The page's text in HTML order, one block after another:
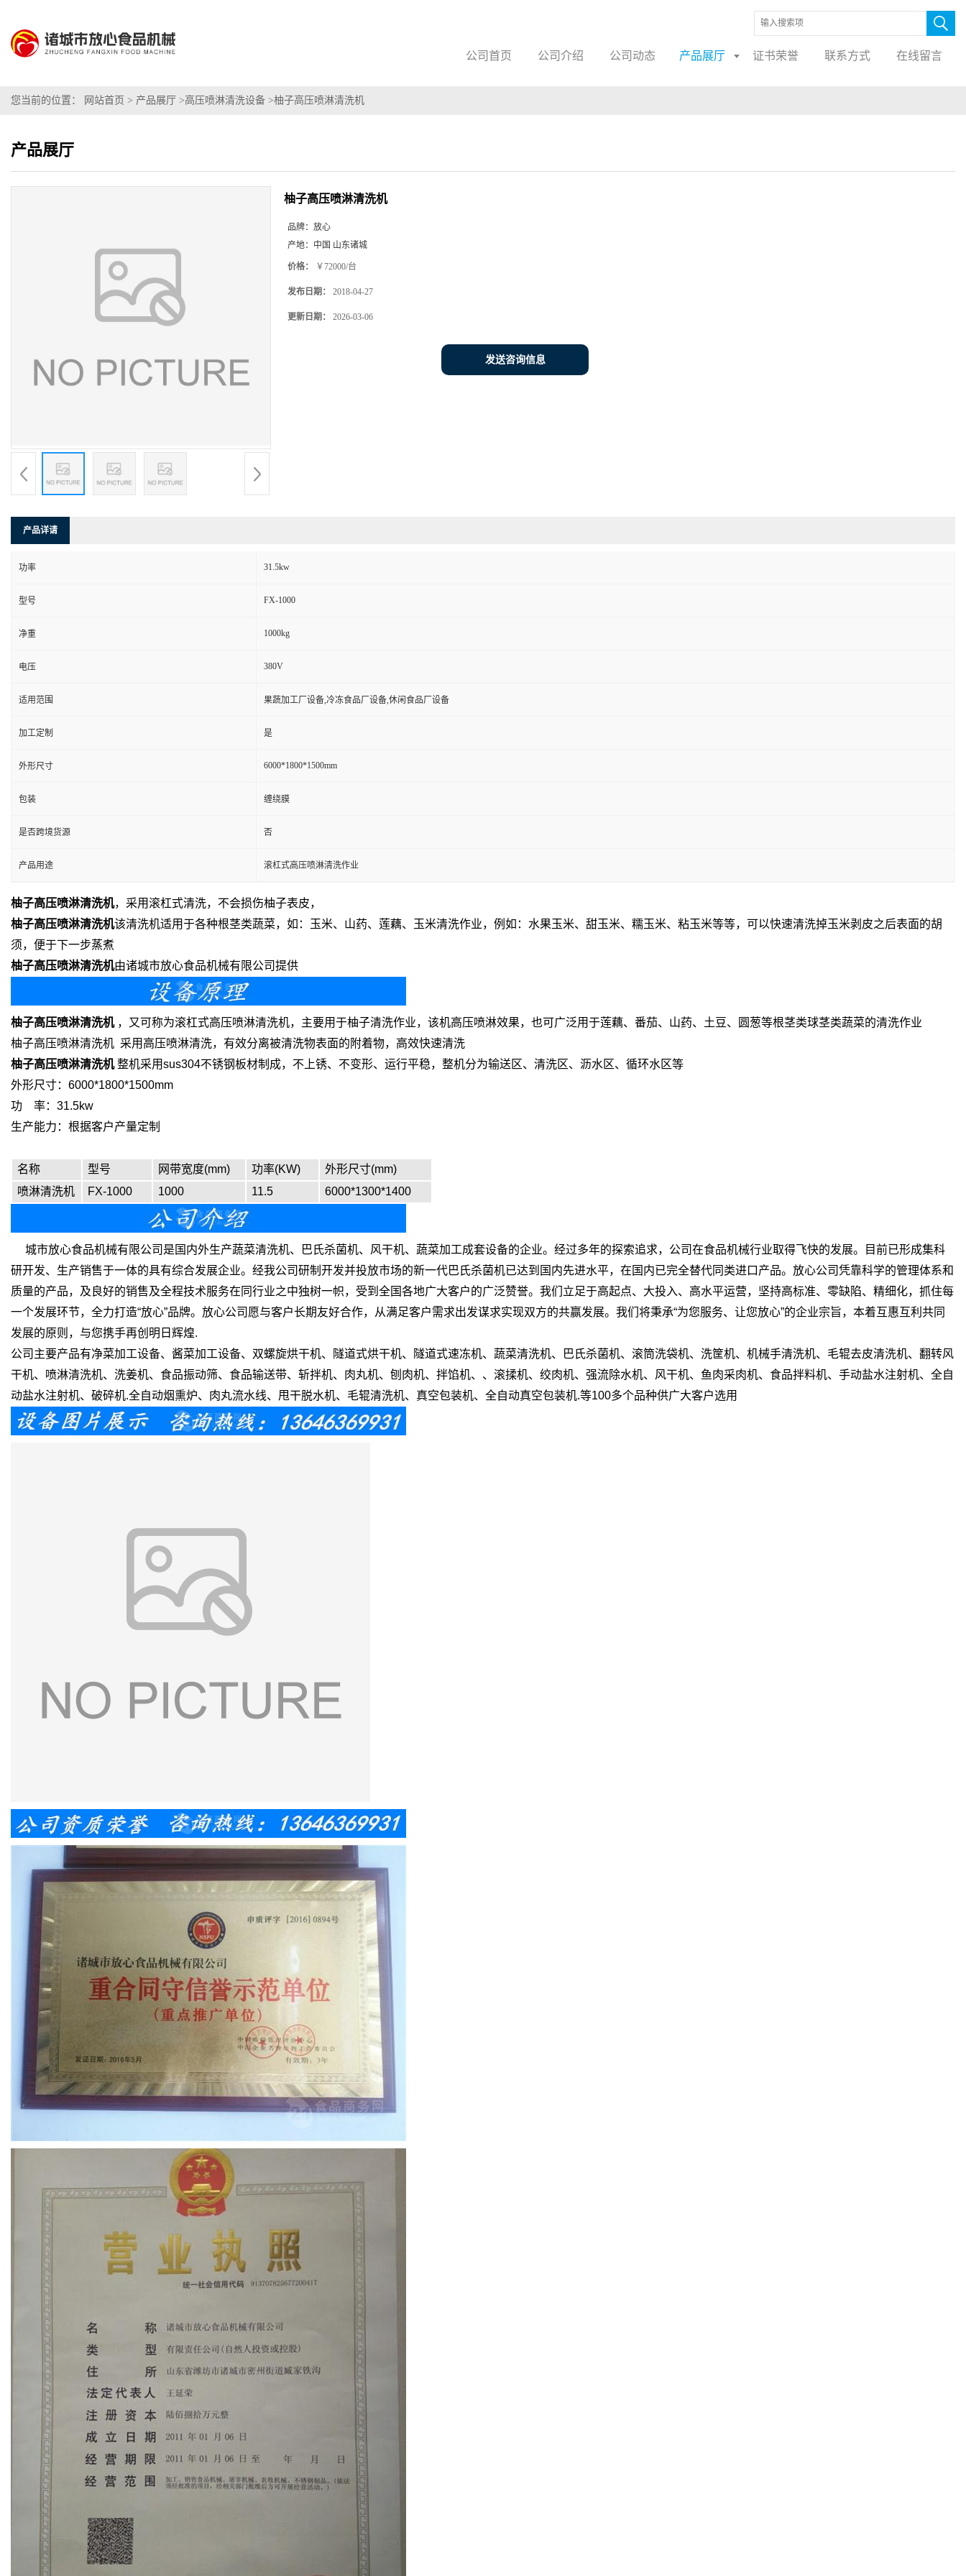
公司首页 公司介绍 公司动态 产品展厅 证书荣誉 联系方式 在线留言
您当前的位置： 网站首页 > 产品展厅 >高压喷淋清洗设备 >柚子高压喷淋清洗机
产品展厅
柚子高压喷淋清洗机
品牌： 放心
产地： 中国 山东诸城
价格： ￥72000/台
发布日期： 2018-04-27
更新日期： 2026-03-06
发送咨询信息
产品详请
功率 31.5kw
型号 FX-1000
净重 1000kg
电压 380V
适用范围 果蔬加工厂设备,冷冻食品厂设备,休闲食品厂设备
加工定制 是
外形尺寸 6000*1800*1500mm
包装 缠绕膜
是否跨境货源 否
产品用途 滚杠式高压喷淋清洗作业
柚子高压喷淋清洗机，采用滚杠式清洗，不会损伤柚子表皮，
柚子高压喷淋清洗机该清洗机适用于各种根茎类蔬菜，如：玉米、山药、莲藕、玉米清洗作业，例如：水果玉米、甜玉米、糯玉米、粘玉米等等，可以快速清洗掉玉米剥皮之后表面的胡
须，便于下一步蒸煮
柚子高压喷淋清洗机由诸城市放心食品机械有限公司提供
柚子高压喷淋清洗机，又可称为滚杠式高压喷淋清洗机，主要用于柚子清洗作业，该机高压喷淋效果，也可广泛用于莲藕、番茄、山药、土豆、圆葱等根茎类球茎类蔬菜的清洗作业
柚子高压喷淋清洗机 采用高压喷淋清洗，有效分离被清洗物表面的附着物，高效快速清洗
柚子高压喷淋清洗机整机采用sus304不锈钢板材制成，不上锈、不变形、运行平稳，整机分为输送区、清洗区、沥水区、循环水区等
外形尺寸：6000*1800*1500mm
功 率：31.5kw
生产能力：根据客户产量定制
名称 型号 网带宽度(mm) 功率(KW)
外形尺寸(mm)
喷淋清洗机
FX-1000 1000 11.5 6000*1300*1400
城市放心食品机械有限公司是国内外生产蔬菜清洗机、巴氏杀菌机、风干机、蔬菜加工成套设备的企业。经过多年的探索追求，公司在食品机械行业取得飞快的发展。目前已形成集科
研开发、生产销售于一体的具有综合发展企业。经我公司研制开发并投放市场的新一代巴氏杀菌机已达到国内先进水平，在国内已完全替代同类进口产品。放心公司凭靠科学的管理体系和
质量的产品，及良好的销售及全程技术服务在同行业之中独树一帜，受到全国各地广大客户的广泛赞誉。我们立足于高起点、大投入、高水平运营，坚持高标准、零缺陷、精细化，抓住每
一个发展环节，全力打造“放心”品牌。放心公司愿与客户长期友好合作，从满足客户需求出发谋求实现双方的共赢发展。我们将秉承“为您服务、让您放心”的企业宗旨，本着互惠互利共同
发展的原则，与您携手再创明日辉煌.
公司主要产品有净菜加工设备、酱菜加工设备、双螺旋烘干机、隧道式烘干机、隧道式速冻机、蔬菜清洗机、巴氏杀菌机、滚筒洗袋机、洗筐机、机械手清洗机、毛辊去皮清洗机、翻转风
干机、喷淋清洗机、洗姜机、食品振动筛、食品输送带、斩拌机、肉丸机、刨肉机、拌馅机、、滚揉机、绞肉机、强流除水机、风干机、鱼肉采肉机、食品拌料机、手动盐水注射机、全自
动盐水注射机、破碎机.全自动烟熏炉、肉丸流水线、甩干脱水机、毛辊清洗机、真空包装机、全自动真空包装机.等100多个品种供广大客户选用